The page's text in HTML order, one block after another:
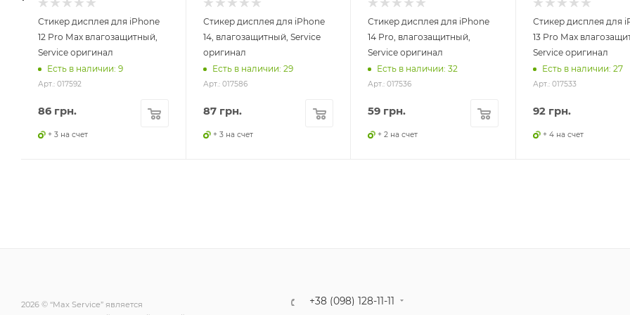
Стикер дисплея для iPhone
12 Pro Max влагозащитный,
Service оригинал
Есть в наличии: 9
Арт.: 017592
86 грн.
+ 3 на счет
Стикер дисплея для iPhone
14, влагозащитный, Service
оригинал
Есть в наличии: 29
Арт.: 017586
87грн.
+ 3 на счет
Стикер дисплея для iPhone
14 Pro, влагозащитный,
Service оригинал
Есть в наличии: 32
Арт.: 017536
59 грн.
+ 2 на счет
Стикер дисплея для
13 Pro Max
Service оригинал
Есть в наличии: 27
Арт.: 017533
92грн.
+ 4 на счет
2026 © “Max Service” является
+38 (098) 128-11-11